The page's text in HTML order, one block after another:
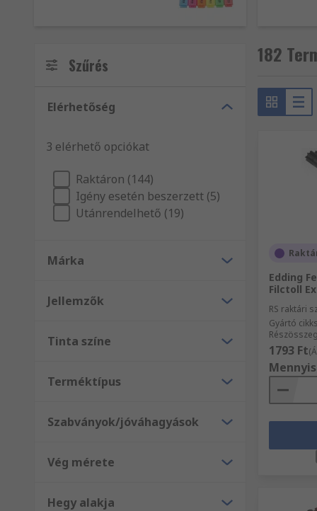
Szűrés
Elérhetőség
3 elérhető opciókat
Raktáron (144)
Igény esetén beszerzett (5)
Utánrendelhető (19)
Márka
Jellemzők
Tinta színe
Terméktípus
Szabványok/jóváhagyások
Vég mérete
Hegy alakja
182
Edding
Filctoll
RS raktári
Gyártó
1793 Ft